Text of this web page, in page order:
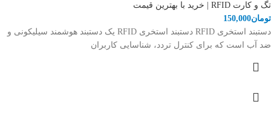
تگ و کارت RFID | خرید با بهترین قیمت
تومان150,000
دستبند استخری RFID دستبند استخری RFID یک دستبند هوشمند سیلیکونی و
ضد آب است که برای کنترل تردد، شناسایی کاربران